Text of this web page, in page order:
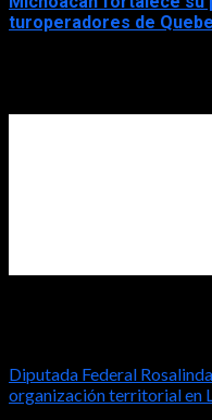
turoperadores de
Diputada Federal
organización territorial en